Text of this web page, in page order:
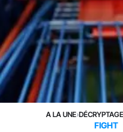
A LA UNE›
FIGHT